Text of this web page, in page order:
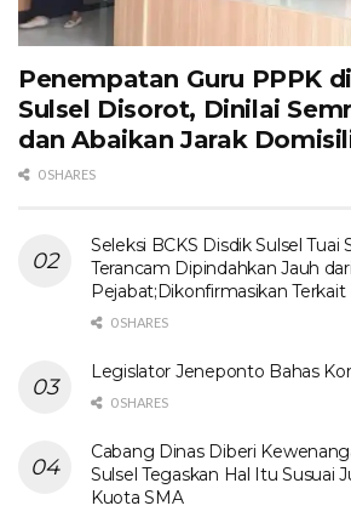
Penempatan Guru PPPK di
Sulsel Disorot, Dinilai
dan Abaikan Jarak
0 SHARES
Seleksi BCKS Disdik Sulsel Tuai
Terancam Dipindahkan Jauh
Pejabat;Dikonfirmasikan
0 SHARES
Legislator Jeneponto Bahas
0 SHARES
Cabang Dinas Diberi
Sulsel Tegaskan Hal Itu Susuai
Kuota SMA